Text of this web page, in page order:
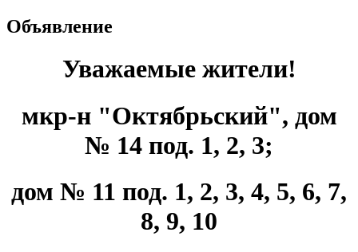
Объявление
Уважаемые жители!
мкр-н "Октябрьский", дом
№ 14 под. 1, 2, 3;
дом № 11 под. 1, 2, 3, 4, 5, 6, 7,
8, 9, 10